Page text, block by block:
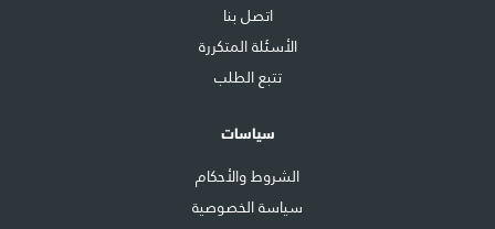
اتصل بنا
الأسئلة المتكررة
تتبع الطلب
سياسات
الشروط والأحكام
سياسة الخصوصية